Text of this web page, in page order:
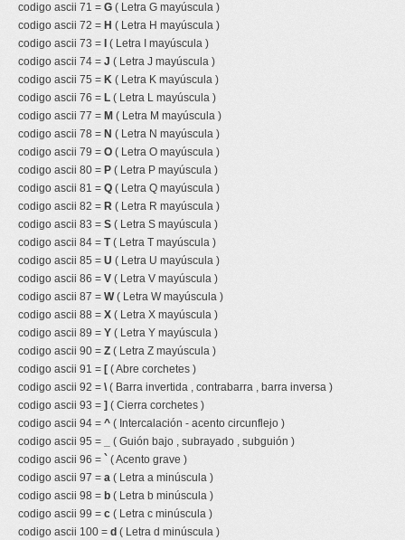
codigo ascii 71 = G ( Letra G mayúscula )
codigo ascii 72 = H ( Letra H mayúscula )
codigo ascii 73 =
( Letra I mayúscula )
codigo ascii 74 = J ( Letra J mayúscula )
codigo ascii 75 = K ( Letra K mayúscula )
codigo ascii 76 = L ( Letra L mayúscula )
codigo ascii 77 = M ( Letra M mayúscula )
codigo ascii 78 = N ( Letra N mayúscula )
codigo ascii 79 = O ( Letra O mayúscula )
codigo ascii 80 = P ( Letra P mayúscula )
codigo ascii 81 = Q ( Letra Q mayúscula )
codigo ascii 82 = R ( Letra R mayúscula )
codigo ascii 83 = S ( Letra S mayúscula )
codigo ascii 84 = T( Letra T mayúscula )
codigo ascii 85 = U ( Letra U mayúscula )
codigo ascii 86 = V ( Letra V mayúscula )
codigo ascii 87 = W( Letra W mayúscula )
codigo ascii 88 = X ( Letra X mayúscula )
codigo ascii 89 = Y ( Letra Y mayúscula )
codigo ascii 90 = Z ( Letra Z mayúscula )
codigo ascii 91 = [ ( Abre corchetes )
codigo ascii 92 = \( Barra invertida , contrabarra , barra inversa )
codigo ascii 93 = ] ( Cierra corchetes )
codigo ascii 94 = ^ ( Intercalación - acento circunflejo )
codigo ascii 95 =
( Guión bajo , subrayado , subguión )
codigo ascii 96 = ` ( Acento grave )
codigo ascii 97 = a ( Letra a minúscula )
codigo ascii 98 = b ( Letra b minúscula )
codigo ascii 99 = c ( Letra c minúscula )
codigo ascii 100 = d ( Letra d minúscula )